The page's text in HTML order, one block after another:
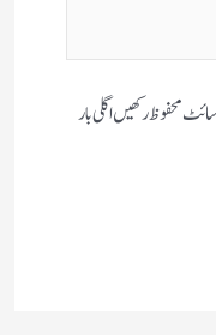
محفوظ رکھیں اگلی بار